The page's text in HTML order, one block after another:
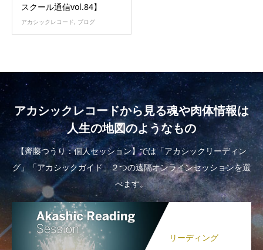
スクール通信vol.84】
アカシックレコード, ブログ
アカシックレコードから見る魂や肉体情報は
人生の地図のようなもの
【齊藤つうり：個人セッション】では「アカシックリーディン
グ」「アカシックガイド」２つの遠隔オンラインセッションを選
べます。
リーディング